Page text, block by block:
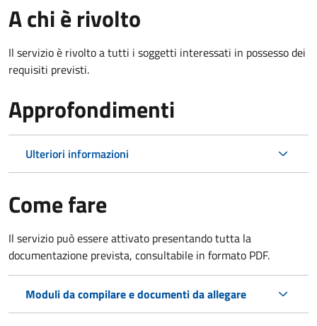
A chi è rivolto
Il servizio è rivolto a tutti i soggetti interessati in possesso dei
requisiti previsti.
Approfondimenti
Ulteriori informazioni
Come fare
Il servizio può essere attivato presentando tutta la
documentazione prevista, consultabile in formato PDF.
Moduli da compilare e documenti da allegare